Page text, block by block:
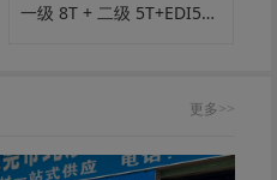
一级 8T + 二级 5T+EDI5T 超纯水设备｜电子 / 半导体 / 超纯水定制
更多>>